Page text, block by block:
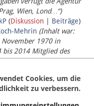
Wien, Lond…“)
(Diskussion Beiträge)
Mehrin (Inhalt war:
1970 in
bis 2014 Mitglied des
2014 ist sie für
Cookies, um die
zu verbessern.